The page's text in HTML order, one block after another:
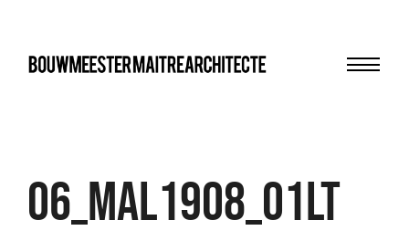
06_MAL1908_01LT